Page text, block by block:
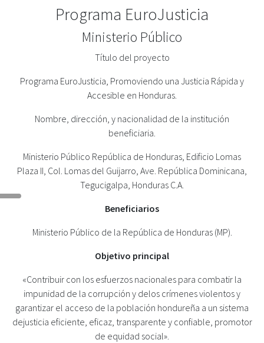
Programa EuroJusticia
Ministerio Público
Título del proyecto
Programa EuroJusticia, Promoviendo una Justicia Rápida y
Accesible en Honduras.
Nombre, dirección, y nacionalidad de la institución
beneficiaria.
Ministerio Público República de Honduras, Edificio Lomas
Plaza II, Col. Lomas del Guijarro, Ave. República Dominicana,
Tegucigalpa, Honduras C.A.
Beneficiarios
Ministerio Público de la República de Honduras (MP).
Objetivo principal
«Contribuir con los esfuerzos nacionales para combatir la
impunidad de la corrupción y delos crímenes violentos y
garantizar el acceso de la población hondureña a un sistema
dejusticia eficiente, eficaz, transparente y confiable, promotor
de equidad social».